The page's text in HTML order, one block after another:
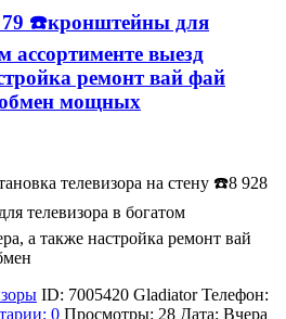
79 ☎️кронштейны для
ассортименте выезд
ремонт вай фай
мощных
телевизора на стену ☎️8 928
телевизора в богатом
а также настройка ремонт вай
ID: 7005420 GladiatorТелефон:
0 Просмотры: 28 Дата: Вчера